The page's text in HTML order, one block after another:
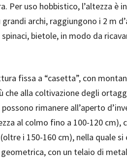
Per uso hobbistico, l’altezza è
archi, raggiungono i 2 m
bietole, in modo da
fissa a “casetta”, con
alla coltivazione degli
rimanere all’aperto
al colmo fino a 100-120 cm),
i 150-160 cm), nella quale si
con un telaio di